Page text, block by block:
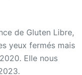
de Gluten Libre,
yeux fermés mais
Elle nous